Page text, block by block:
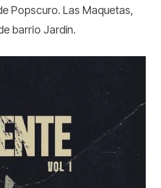
Popscuro. Las Maquetas,
barrio Jardín.